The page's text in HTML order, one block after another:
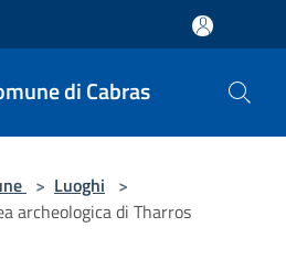
di Cabras
> Luoghi >
archeologica di Tharros